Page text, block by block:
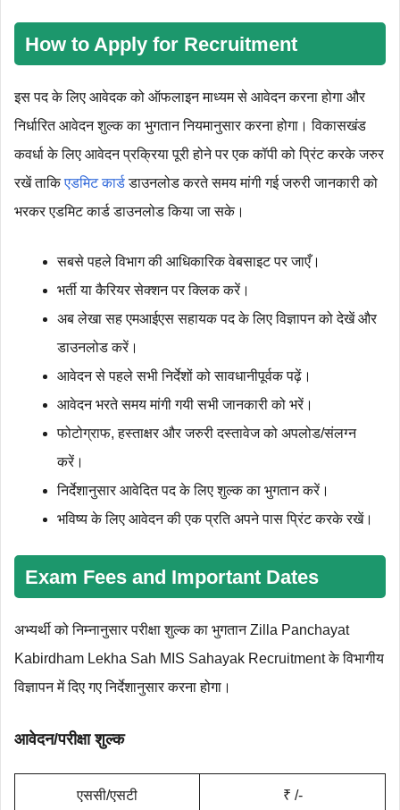
How to Apply for Recruitment
इस पद के लिए आवेदक को ऑफलाइन माध्‍यम से आवेदन करना होगा और
निर्धारित आवेदन शुल्‍क का भुगतान नियमानुसार करना होगा। विकासखंड
कवर्धा के लिए आवेदन प्रक्रिया पूरी होने पर एक कॉपी को प्रिंट करके जरुर
रखें ताकिएडमिट कार्डडाउनलोड करते समय मांगी गई जरुरी जानकारी को
भरकर एडमिट कार्ड डाउनलोड किया जा सके।
सबसे पहले विभाग की आधिकारिक वेबसाइट पर जाएँ।
भर्ती या कैरियर सेक्शन पर क्लिक करें।
अब लेखा सह एमआईएस सहायक पद के लिए विज्ञापन को देखें और
डाउनलोड करें।
आवेदन से पहले सभी निर्देशों को सावधानीपूर्वक पढ़ें।
आवेदन भरते समय मांगी गयी सभी जानकारी को भरें।
फोटोग्राफ, हस्ताक्षर और जरुरी दस्‍तावेज को अपलोड/संलग्न
करें।
निर्देशानुसार आवेदित पद के लिए शुल्‍क का भुगतान करें।
भविष्‍य के लिए आवेदन की एक प्रति अपने पास प्रिंट करके रखें।
Exam Fees and Important Dates
अभ्यर्थी को निम्‍नानुसार परीक्षा शुल्‍क का भुगतान Zilla Panchayat
Kabirdham Lekha Sah MIS Sahayak Recruitment के विभागीय
विज्ञापन में दिए गए निर्देशानुसार करना होगा।
आवेदन/परीक्षा शुल्क
एससी/एसटी ₹ /-